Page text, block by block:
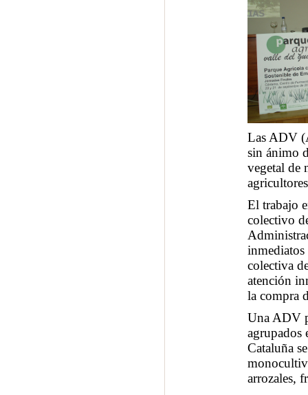
Las ADV
sin ánimo
vegetal de
El trabajo
colectivo
inmediatos
colectiva
atención
la compra
Una ADV
agrupados
Cataluña
arrozales,